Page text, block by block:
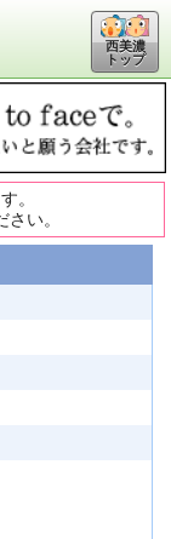
西美濃
トップ
。
い。